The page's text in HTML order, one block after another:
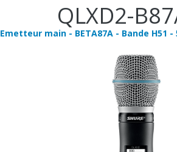
QLXD2-
Emetteur main - BETA87A - Bande H51 -